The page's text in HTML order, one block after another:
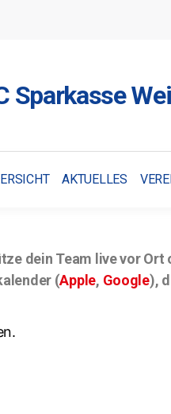
Sparkasse
AKTUELLES
dein Team live vor Ort
(Apple, Google),